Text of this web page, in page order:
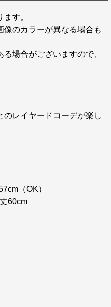
す。
像のカラーが異なる場合も
場合がございますので、
のレイヤードコーデが楽し
（OK）
60cm